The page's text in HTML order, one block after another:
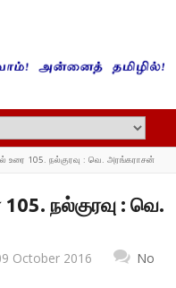
உரை 105. நல்குரவு : வெ. அரங்கராசன்
நல்குரவு : வெ.
October 2016
No